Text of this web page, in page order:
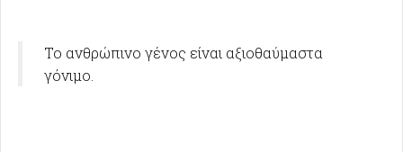
Το ανθρώπινο γένος είναι αξιοθαύμαστα
γόνιμο.